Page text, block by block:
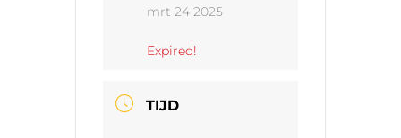
mrt 24 2025
Expired!
TIJD